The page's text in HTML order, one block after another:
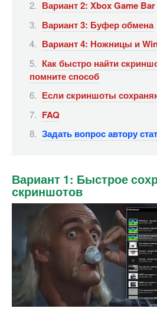
Вариант 2: Xbox Game Bar
Вариант 3: Буфер обмена
Вариант 4: Ножницы и
Как быстро найти
помните способ
Если скриншоты
FAQ
Задать вопрос автору
Вариант 1: Быстрое
скриншотов